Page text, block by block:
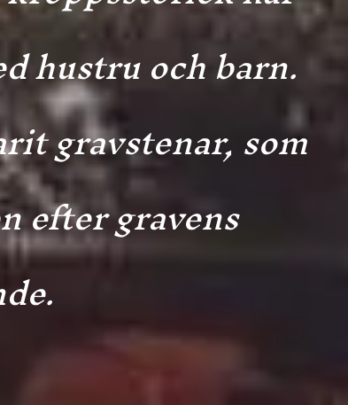
hustru och barn.
gravstenar, som
efter gravens